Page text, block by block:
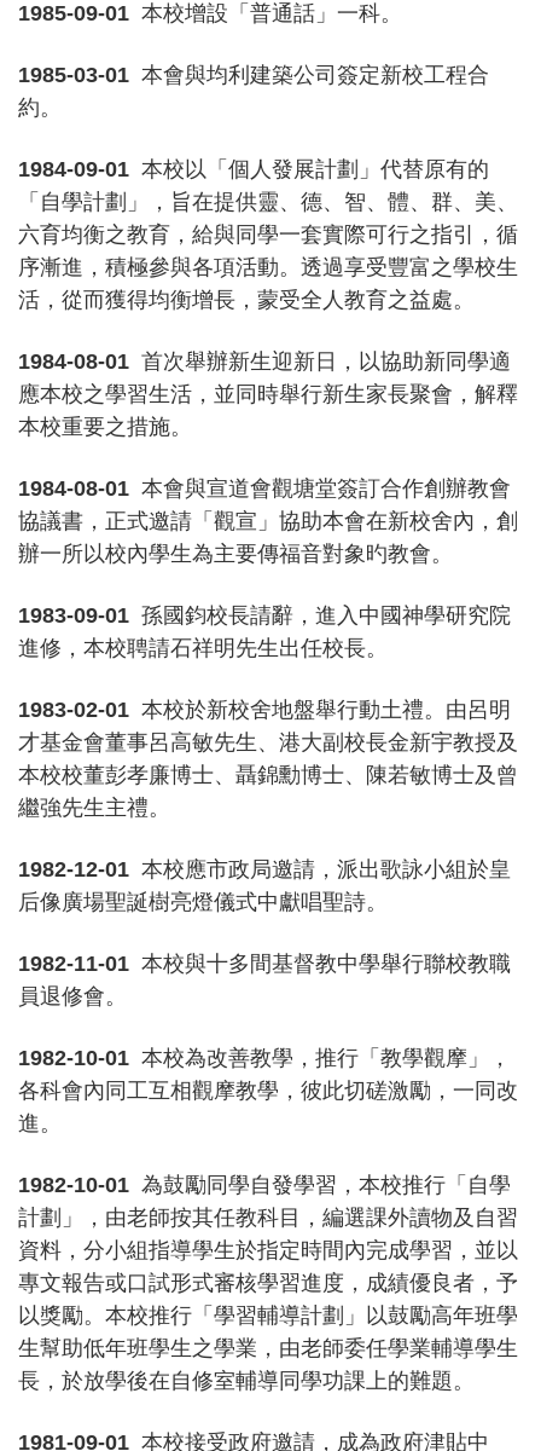
1985-09-01 本校增設「普通話」一科。
1985-03-01 本會與均利建築公司簽定新校工程合
約。
1984-09-01 本校以「個人發展計劃」代替原有的
「自學計劃」，旨在提供靈、德、智、體、群、美、
六育均衡之教育，給與同學一套實際可行之指引，循
序漸進，積極參與各項活動。透過享受豐富之學校生
活，從而獲得均衡增長，蒙受全人教育之益處。
1984-08-01 首次舉辦新生迎新日，以協助新同學適
應本校之學習生活，並同時舉行新生家長聚會，解釋
本校重要之措施。
1984-08-01 本會與宣道會觀塘堂簽訂合作創辦教會
協議書，正式邀請「觀宣」協助本會在新校舍內，創
辦一所以校內學生為主要傳福音對象旳教會。
1983-09-01 孫國鈞校長請辭，進入中國神學研究院
進修，本校聘請石祥明先生出任校長。
1983-02-01 本校於新校舍地盤舉行動土禮。由呂明
才基金會董事呂高敏先生、港大副校長金新宇教授及
本校校董彭孝廉博士、聶錦勳博士、陳若敏博士及曾
繼強先生主禮。
1982-12-01 本校應市政局邀請，派出歌詠小組於皇
后像廣場聖誕樹亮燈儀式中獻唱聖詩。
1982-11-01 本校與十多間基督教中學舉行聯校教職
員退修會。
1982-10-01 本校為改善教學，推行「教學觀摩」，
各科會內同工互相觀摩教學，彼此切磋激勵，一同改
進。
1982-10-01 為鼓勵同學自發學習，本校推行「自學
計劃」，由老師按其任教科目，編選課外讀物及自習
資料，分小組指導學生於指定時間內完成學習，並以
專文報告或口試形式審核學習進度，成績優良者，予
以獎勵。本校推行「學習輔導計劃」以鼓勵高年班學
生幫助低年班學生之學業，由老師委任學業輔導學生
長，於放學後在自修室輔導同學功課上的難題。
1981-09-01 本校接受政府邀請，成為政府津貼中